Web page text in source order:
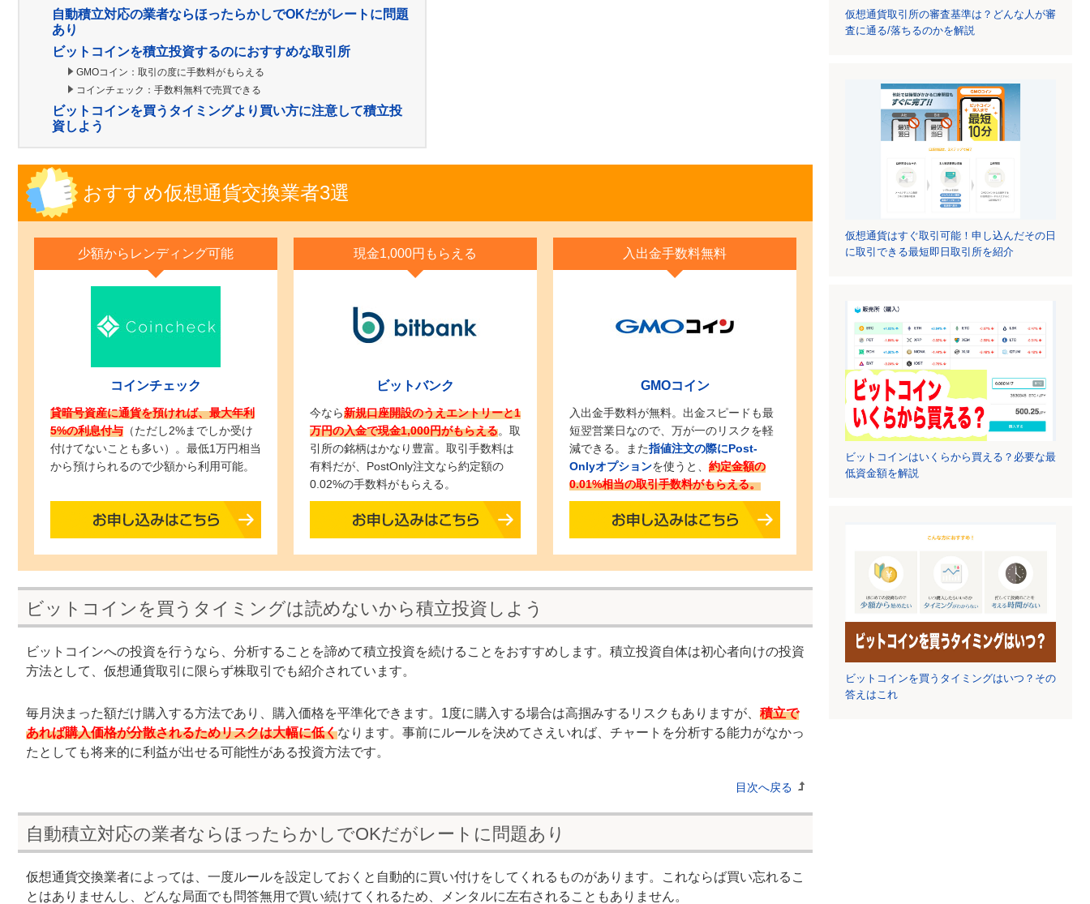
自動積立対応の業者ならほったらかしでOKだがレートに問題
あり
ビットコインを積立投資するのにおすすめな取引所
GMOコイン：取引の度に手数料がもらえる
コインチェック：手数料無料で売買できる
ビットコインを買うタイミングより買い方に注意して積立投
資しよう
おすすめ仮想通貨交換業者3選
少額からレンディング可能
コインチェック
貸暗号資産に通貨を預ければ、最大年利
5%の利息付与 （ただし2%までしか受け
付けてないことも多い）。最低1万円相当
から預けられるので少額から利用可能。
現金1,000円もらえる
ビットバンク
今なら新規口座開設のうえエントリーと1
万円の入金で現金1,000円がもらえる。取
引所の銘柄はかなり豊富。取引手数料は
有料だが、PostOnly注文なら約定額の
0.02%の手数料がもらえる。
入出金手数料無料
GMOコイン
入出金手数料が無料。出金スピードも最
短翌営業日なので、万が一のリスクを軽
減できる。また指値注文の際にPost-
Onlyオプションを使うと、 約定金額の
0.01%相当の取引手数料がもらえる。
ビットコインを買うタイミングは読めないから積立投資しよう
ビットコインへの投資を行うなら、分析することを諦めて積立投資を続けることをおすすめします。積立投資自体は初心者向けの投資
方法として、仮想通貨取引に限らず株取引でも紹介されています。
毎月決まった額だけ購入する方法であり、購入価格を平準化できます。1度に購入する場合は高掴みするリスクもありますが、 積立で
あれば購入価格が分散されるためリスクは大幅に低くなります。事前にルールを決めてさえいれば、チャートを分析する能力がなかっ
たとしても将来的に利益が出せる可能性がある投資方法です。
目次へ戻る
自動積立対応の業者ならほったらかしでOKだがレートに問題あり
仮想通貨交換業者によっては、一度ルールを設定しておくと自動的に買い付けをしてくれるものがあります。これならば買い忘れるこ
とはありませんし、どんな局面でも問答無用で買い続けてくれるため、メンタルに左右されることもありません。
仮想通貨取引所の審査基準は？どんな人が審
査に通る/落ちるのかを解説
仮想通貨はすぐ取引可能！申し込んだその日
に取引できる最短即日取引所を紹介
ビットコインはいくらから買える？必要な最
低資金額を解説
ビットコインを買うタイミングはいつ？その
答えはこれ